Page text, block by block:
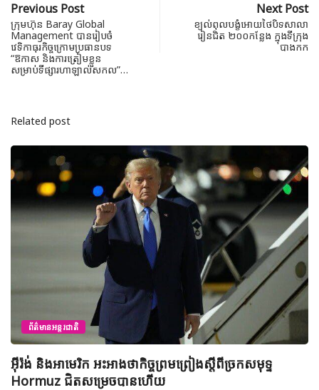
Previous Post
ក្រុមហ៊ុន Baray Global
Management បានរៀបចំ
វេទិកាធុរកិច្ចក្រោមប្រធានបទ
“ឱកាស និងការត្រៀមខ្លួន
សម្រាប់ទីផ្សារហាឡាល់សកល”…
Next Post
ខ្យល់ពុលបង្ខំអោយថៃបិទសាលា
រៀនជិត ២០០កន្លែង ក្នុងទីក្រុង
បាងកក
Related post
ព័ត៌មានជាតិ
យុវសិស្សកម្ពុជា២រូបចូលរួមប្រឡងទន្ទេញគម្ពីរអាល់គូរអានចាំ
មាត់លំដាប់ពិភពលោក លើកទី៤៦ នៅទីក្រុងម៉ាក់កះ ប្រទេស
អារ៉ាប៊ីសាអូឌីត
August 7, 2026